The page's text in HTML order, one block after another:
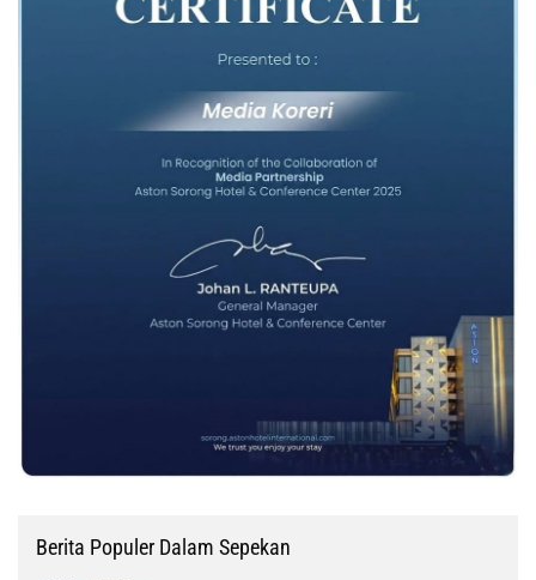
Berita Populer Dalam Sepekan